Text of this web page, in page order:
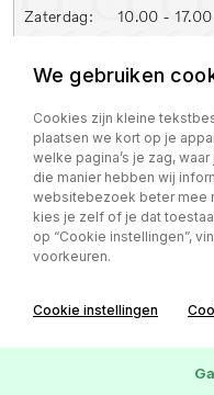
Zaterdag:
10.00 - 17.00
ACB Zaventem
Leuvensesteenweg 430
Privacy policy
BTW nummer: BE 0821 129
We gebruiken
Cookies zijn kleine
plaatsen we kort op je
welke pagina’s je zag,
die manier hebben wij
websitebezoek beter mee
kies je zelf of je dat
op “Cookie instellingen”,
voorkeuren.
Cookie instellingen